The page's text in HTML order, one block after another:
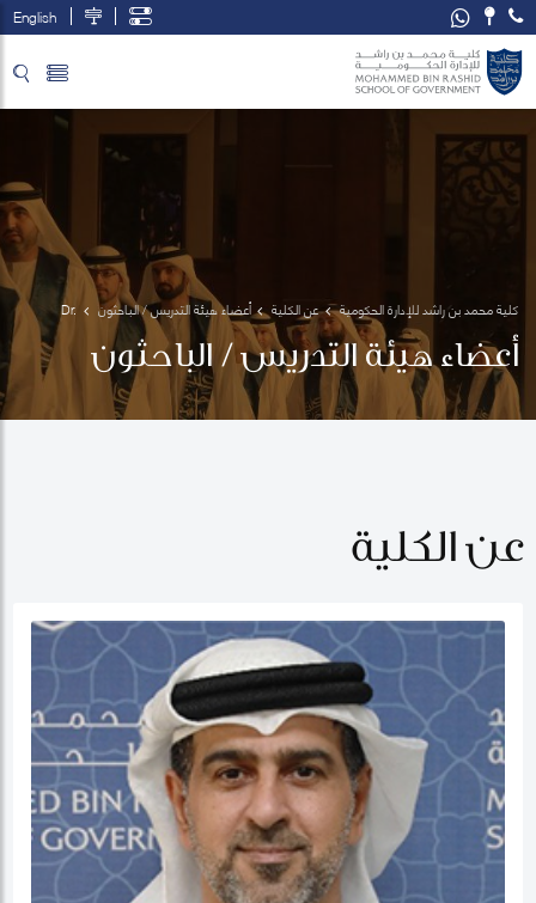
English
كلية محمد بن راشد للإدارة الحكومية عن الكلية أعضاء هيئة التدريس / الباحثون
Dr.
Alawadhi
أعضاء هيئة التدريس / الباحثون
عن الكلية